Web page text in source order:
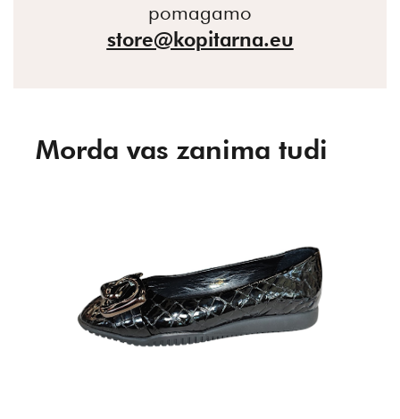
pomagamo
store@kopitarna.eu
Morda vas zanima tudi